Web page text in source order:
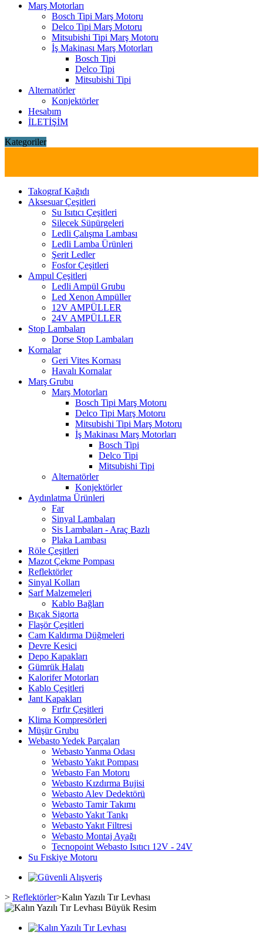
Marş Motorları
Bosch Tipi Marş Motoru
Delco Tipi Marş Motoru
Mitsubishi Tipi Marş Motoru
İş Makinası Marş Motorları
Bosch Tipi
Delco Tipi
Mitsubishi Tipi
Alternatörler
Konjektörler
Hesabım
İLETİŞİM
Kategoriler
Takograf Kağıdı
Aksesuar Çeşitleri
Su Isıtıcı Çeşitleri
Silecek Süpürgeleri
Ledli Çalışma Lambası
Ledli Lamba Ürünleri
Şerit Ledler
Fosfor Çeşitleri
Ampul Çeşitleri
Ledli Ampül Grubu
Led Xenon Ampüller
12V AMPÜLLER
24V AMPÜLLER
Stop Lambaları
Dorse Stop Lambaları
Kornalar
Geri Vites Kornası
Havalı Kornalar
Marş Grubu
Marş Motorları
Bosch Tipi Marş Motoru
Delco Tipi Marş Motoru
Mitsubishi Tipi Marş Motoru
İş Makinası Marş Motorları
Bosch Tipi
Delco Tipi
Mitsubishi Tipi
Alternatörler
Konjektörler
Aydınlatma Ürünleri
Far
Sinyal Lambaları
Sis Lambaları - Araç Bazlı
Plaka Lambası
Röle Çeşitleri
Mazot Çekme Pompası
Reflektörler
Sinyal Kolları
Sarf Malzemeleri
Kablo Bağları
Bıçak Sigorta
Flaşör Çeşitleri
Cam Kaldırma Düğmeleri
Devre Kesici
Depo Kapakları
Gümrük Halatı
Kalorifer Motorları
Kablo Çeşitleri
Jant Kapakları
Fırfır Çeşitleri
Klima Kompresörleri
Müşür Grubu
Webasto Yedek Parçaları
Webasto Yanma Odası
Webasto Yakıt Pompası
Webasto Fan Motoru
Webasto Kızdırma Bujisi
Webasto Alev Dedektörü
Webasto Tamir Takımı
Webasto Yakıt Tankı
Webasto Yakıt Filtresi
Webasto Montaj Ayağı
Tecnopoint Webasto Isıtıcı 12V - 24V
Su Fıskiye Motoru
> Reflektörler>Kalın Yazılı Tır Levhası
Büyük Resim